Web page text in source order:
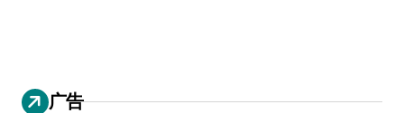
广告